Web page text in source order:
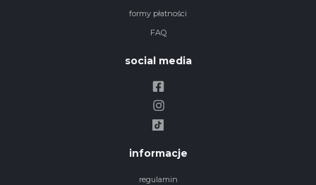
formy płatności
FAQ
social media
informacje
regulamin